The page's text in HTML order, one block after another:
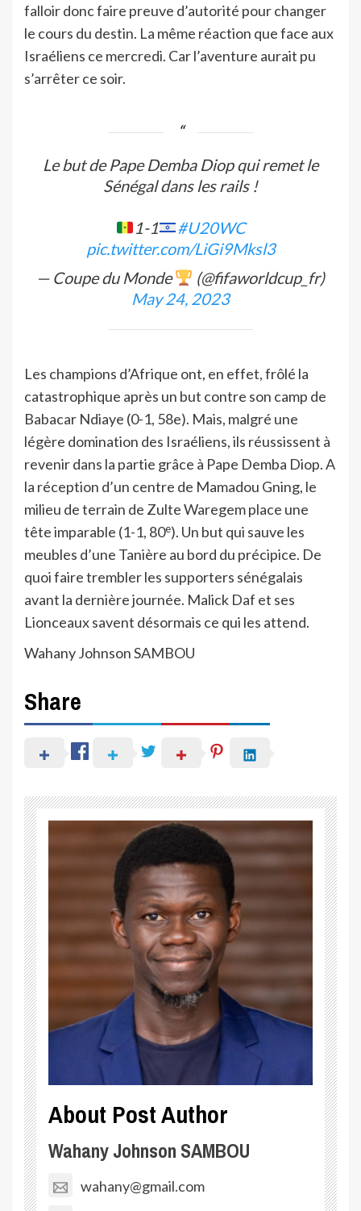
falloir donc faire preuve d’autorité pour changer
le cours du destin. La même réaction que face aux
Israéliens ce mercredi. Car l’aventure aurait pu
s’arrêter ce soir.
Le but de Pape Demba Diop qui remet le
Sénégal dans les rails !
1-1
#U20WC
pic.twitter.com/LiGi9Mksl3
— Coupe du Monde
(@fifaworldcup_fr)
May 24, 2023
Les champions d’Afrique ont, en effet, frôlé la
catastrophique après un but contre son camp de
Babacar Ndiaye (0-1, 58e). Mais, malgré une
légère domination des Israéliens, ils réussissent à
revenir dans la partie grâce à Pape Demba Diop. A
la réception d’un centre de Mamadou Gning, le
milieu de terrain de Zulte Waregem place une
tête imparable (1-1, 80e). Un but qui sauve les
meubles d’une Tanière au bord du précipice. De
quoi faire trembler les supporters sénégalais
avant la dernière journée. Malick Daf et ses
Lionceaux savent désormais ce qui les attend.
Wahany Johnson SAMBOU
Share
About Post Author
Wahany Johnson SAMBOU
wahany@gmail.com